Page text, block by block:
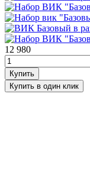
12 980